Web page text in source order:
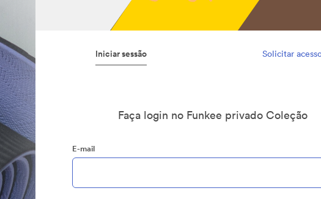
Iniciar sessão Solicitar
Faça login no Funkee privado Coleção
E-mail